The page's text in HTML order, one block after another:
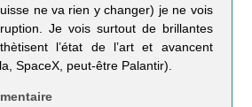
ne va rien y changer) je ne vois
Je vois surtout de brillantes
l’état de l’art et avancent
SpaceX, peut-être Palantir).